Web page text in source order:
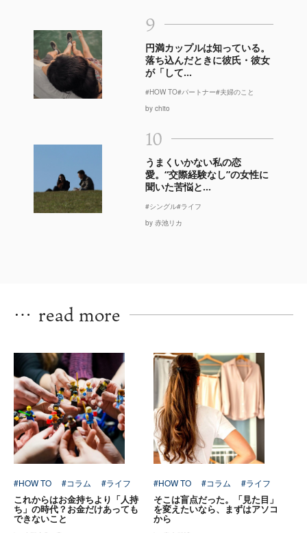
9
円満カップルは知っている。
落ち込んだときに彼氏・彼女
が「して...
#HOW TO#パートナー#夫婦のこと
by chito
10
うまくいかない私の恋
愛。“交際経験なし”の女性に
聞いた苦悩と...
#シングル#ライフ
by 赤池リカ
… read more
#HOW TO #コラム #ライフ
これからはお金持ちより「人持
ち」の時代？お金だけあっても
できないこと
#HOW TO #コラム #ライフ
そこは盲点だった。「見た目」
を変えたいなら、まずはアソコ
から